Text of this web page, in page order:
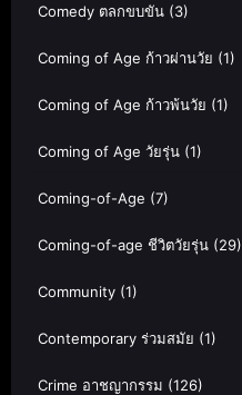
Comedy ตลกขบขัน (3)
Coming of Age ก้าวผ่านวัย (1)
Coming of Age ก้าวพ้นวัย (1)
Coming of Age วัยรุ่น (1)
Coming-of-Age (7)
Coming-of-age ชีวิตวัยรุ่น (29)
Community (1)
Contemporary ร่วมสมัย (1)
Crime อาชญากรรม (126)